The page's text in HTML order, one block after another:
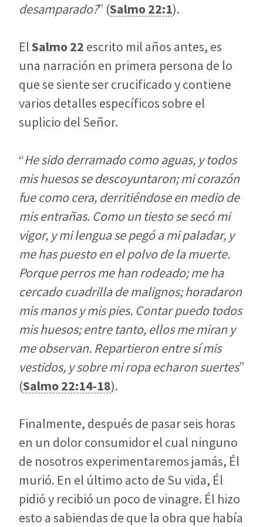
desamparado?” (Salmo 22:1).
ElSalmo 22 escrito mil años antes, es
una narración en primera persona de lo
que se siente ser crucificado y contiene
varios detalles específicos sobre el
suplicio del Señor.
“He sido derramado como aguas, y todos
mis huesos se descoyuntaron; mi corazón
fue como cera, derritiéndose en medio de
mis entrañas. Como un tiesto se secó mi
vigor, y mi lengua se pegó a mi paladar, y
me has puesto en el polvo de la muerte.
Porque perros me han rodeado; me ha
cercado cuadrilla de malignos; horadaron
mis manos y mis pies. Contar puedo todos
mis huesos; entre tanto, ellos me miran y
me observan. Repartieron entre sí mis
vestidos, y sobre mi ropa echaron suertes”
(Salmo 22:14-18).
Finalmente, después de pasar seis horas
en un dolor consumidor el cual ninguno
de nosotros experimentaremos jamás, Él
murió. En el último acto de Su vida, Él
pidió y recibió un poco de vinagre. Él hizo
esto a sabiendas de que la obra que había